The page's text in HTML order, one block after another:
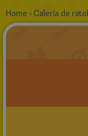
Home › Galería de